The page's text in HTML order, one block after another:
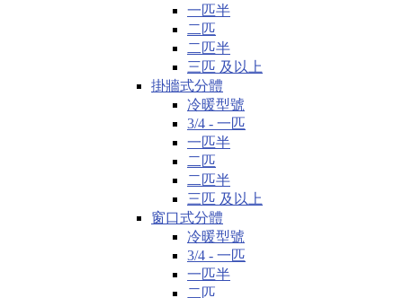
一匹半
二匹
二匹半
三匹 及以上
掛牆式分體
冷暖型號
3/4 - 一匹
一匹半
二匹
二匹半
三匹 及以上
窗口式分體
冷暖型號
3/4 - 一匹
一匹半
二匹